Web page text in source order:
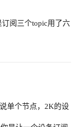
阅三个topic用了六
单个节点，2K的设